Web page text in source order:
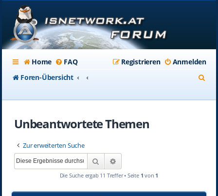
Home FAQ Anmelden
Registrieren
Foren-Übersicht
Unbeantwortete Themen
Zur erweiterten Suche
Suche
Die Suche ergab 11 Treffer • Seite 1 von 1